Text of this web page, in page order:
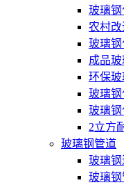
玻璃
农村
玻璃
成品
环保
玻璃
玻璃
2立方
玻璃钢管道
玻璃
玻璃